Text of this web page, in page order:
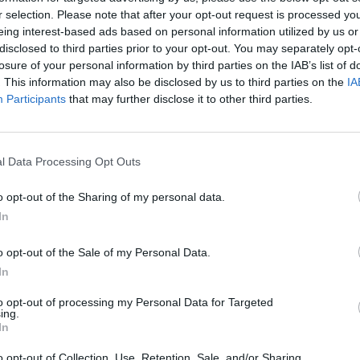
selection. Please note that after your opt-out request is processed
interest-based ads based on personal information utilized by us
to third parties prior to your opt-out. You may separately
of your personal information by third parties on the IAB’s list of
This information may also be disclosed by us to third parties on the
Participants that may further disclose it to other third parties.
Data Processing Opt Outs
opt-out of the Sharing of my personal data.
opt-out of the Sale of my Personal Data.
opt-out of processing my Personal Data for Targeted
προκύπτει ο ΑΜΚΑ και ο Αριθμός Μητρώου
πιστοποίησης αναπηρίας ή της
τους συνταξιούχους του ΟΓΑ που πάσχουν
παράλυση.
περίπτωση μη αυτοπρόσωπης παρουσίας
απευθύνεστε στα Κέντρα Εξυπηρέτησης
87, τηλέφωνο: 2731361600.